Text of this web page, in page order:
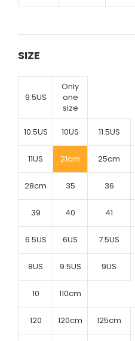
SIZE
9.5US
Only
one
size
10.5US 10US 11.5US
11US 21cm 25cm
28cm 35 36
39 40 41
6.5US 6US 7.5US
8US 9.5US 9US
10 110cm
120 120cm 125cm